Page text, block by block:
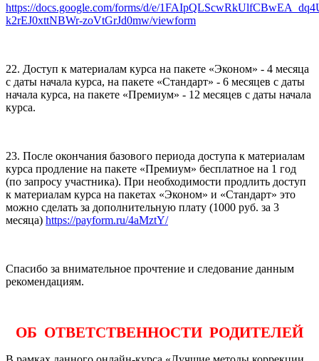
https://docs.google.com/forms/d/e/
k2rEJ0xttNBWr-zoVtGrJd0mw/viewform
22. Доступ к материалам курса на пакете «Эконом» - 4 месяца
с даты начала курса, на пакете «Стандарт» - 6 месяцев с даты
начала курса, на пакете «Премиум» - 12 месяцев с даты начала
курса.
23. После окончания базового периода доступа к материалам
курса продление на пакете «Премиум» бесплатное на 1 год
(по запросу участника). При необходимости продлить доступ
к материалам курса на пакетах «Эконом» и «Стандарт» это
можно сделать за дополнительную плату (1000 руб. за 3
месяца) https://payform.ru/4aMztY/
Спасибо за внимательное прочтение и следование данным
рекомендациям.
ОБ ОТВЕТСТВЕННОСТИ РОДИТЕЛЕЙ